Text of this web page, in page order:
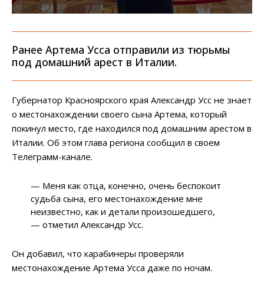
Ранее Артема Усса отправили из тюрьмы
под домашний арест в Италии.
Губернатор Красноярского края Александр Усс не знает
о местонахождении своего сына Артема, который
покинул место, где находился под домашним арестом в
Италии. Об этом глава региона сообщил в своем
Телеграмм-канале.
— Меня как отца, конечно, очень беспокоит
судьба сына, его местонахождение мне
неизвестно, как и детали произошедшего,
— отметил Александр Усс.
Он добавил, что карабинеры проверяли
местонахождение Артема Усса даже по ночам.